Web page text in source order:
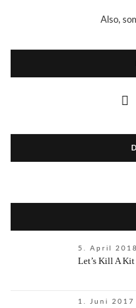
Also,
5. April 2018
Let’s Kill A
1. Juni 2017